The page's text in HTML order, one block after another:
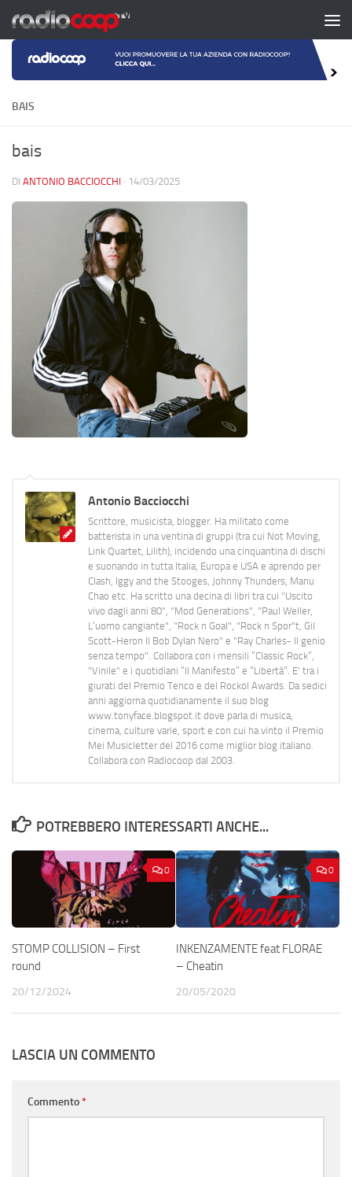
Salta al contenuto
BAIS
bais
DI ANTONIO BACCIOCCHI · 14/03/2025
Antonio Bacciocchi
Scrittore, musicista, blogger. Ha militato come
batterista in una ventina di gruppi (tra cui Not Moving,
Link Quartet, Lilith), incidendo una cinquantina di dischi
e suonando in tutta Italia, Europa e USA e aprendo per
Clash, Iggy and the Stooges, Johnny Thunders, Manu
Chao etc. Ha scritto una decina di libri tra cui "Uscito
vivo dagli anni 80", "Mod Generations", "Paul Weller,
L’uomo cangiante", "Rock n Goal", "Rock n Spor"t, Gil
Scott-Heron Il Bob Dylan Nero" e "Ray Charles- Il genio
senza tempo". Collabora con i mensili “Classic Rock”,
"Vinile" e i quotidiani “Il Manifesto” e “Libertà”. E' tra i
giurati del Premio Tenco e del Rockol Awards. Da sedici
anni aggiorna quotidianamente il suo blog
www.tonyface.blogspot.it dove parla di musica,
cinema, culture varie, sport e con cui ha vinto il Premio
Mei Musicletter del 2016 come miglior blog italiano.
Collabora con Radiocoop dal 2003.
POTREBBERO INTERESSARTI ANCHE...
0
STOMP COLLISION – First
round
20/12/2024
0
INKENZAMENTE feat FLORAE
– Cheatin
20/05/2020
LASCIA UN COMMENTO
Commento*